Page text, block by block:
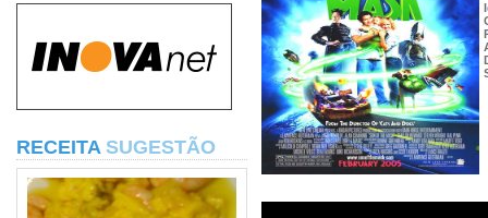
RECEITA SUGESTÃO